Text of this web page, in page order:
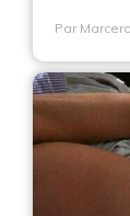
Par